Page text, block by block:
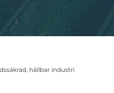
hållbar industri